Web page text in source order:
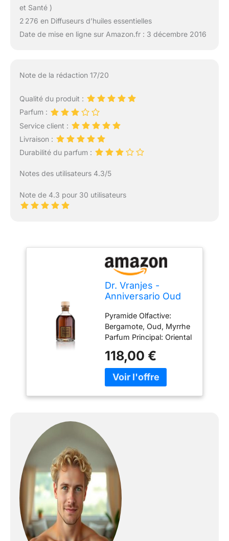
et Santé )
2 276 en Diffuseurs d’huiles essentielles
Date de mise en ligne sur Amazon.fr : 3 décembre 2016
Note de la rédaction 17/20
Qualité du produit :
Parfum :
Service client :
Livraison :
Durabilité du parfum :
Notes des utilisateurs 4.3/5
Note de 4.3 pour 30 utilisateurs
Dr. Vranjes -
Anniversario Oud
Diffuseur
Pyramide Olfactive:
Bergamote, Oud, Myrrhe
Parfum Principal: Oriental
Atmosphère: Stimulant
Base (Ø) x hauter (cm):
500 ml: 9,1 x 19 no
118,00 €